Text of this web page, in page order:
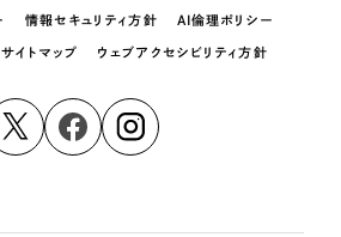
情報セキュリティ方針 AI倫理ポリシー
サイトマップ ウェブアクセシビリティ方針